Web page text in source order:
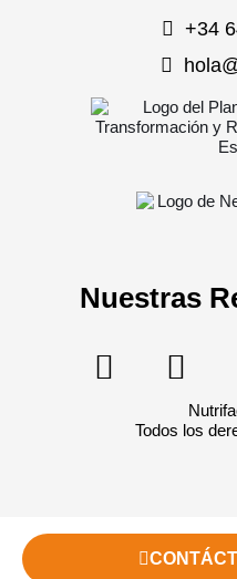
+34
Nuestras
Todos los